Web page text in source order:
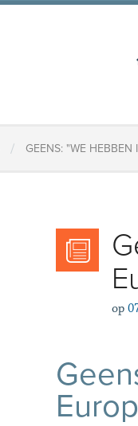
/ GEENS: "WE HEBBEN
op